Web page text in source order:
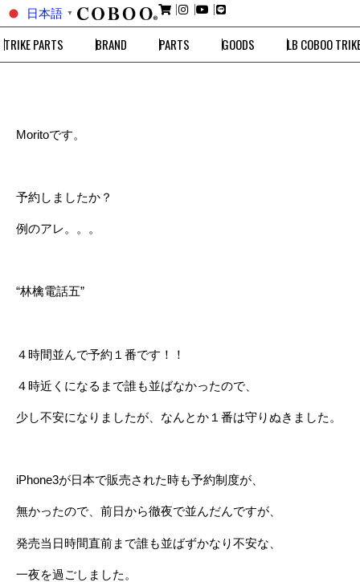
日本語 ▼
TRIKE PARTS BRAND PARTS GOODS LB COBOO
Moritoです。
予約しましたか？
例のアレ。。。
“林檎電話五”
４時間並んで予約１番です！！
４時近くになるまで誰も並ばなかったので、
少し不安になりましたが、なんとか１番は守りぬきました。
iPhone3が日本で販売された時も予約制度が、
無かったので、前日から徹夜で並んだんですが、
発売当日時間直前まで誰も並ばずかなり不安な、
一夜を過ごしました。